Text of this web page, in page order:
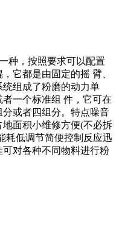
种，按照要求可以配置
它都是由固定的摇 臂、
组成了粉磨的动力单
一个标准组 件，它可在
或者四组分。特点噪音
面积小维修方便(不必拆
耗低调节简便控制反应迅
对各种不同物料进行粉